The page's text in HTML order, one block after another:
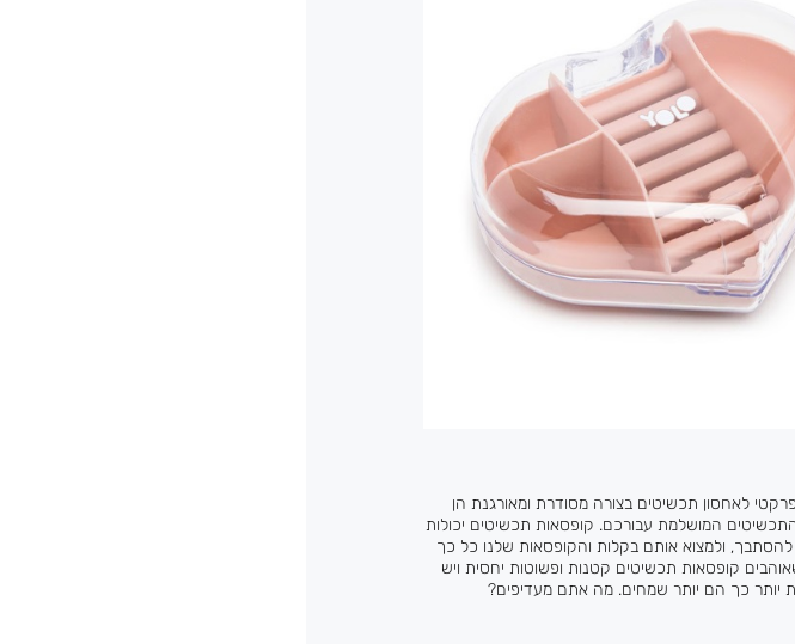
לאחסון תכשיטים בצורה מסודרת ומאורגנת הן
התכשיטים המושלמת עבורכם. קופסאות תכשיטים יכולות
ולמצוא אותם בקלות והקופסאות שלנו כל כך
קופסאות תכשיטים קטנות ופשוטות יחסית ויש
כך הם יותר שמחים. מה אתם מעדיפים?